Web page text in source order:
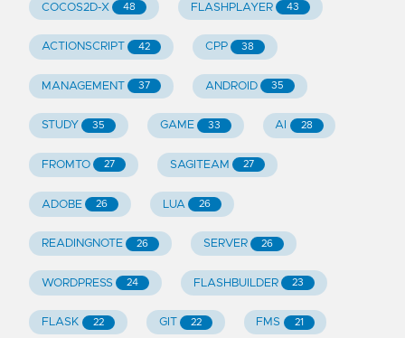
COCOS2D-X 48 FLASHPLAYER 43
ACTIONSCRIPT 42 CPP 38
MANAGEMENT 37 ANDROID 35
STUDY 35 GAME 33 AI 28
FROMTO 27 SAGITEAM 27
ADOBE 26 LUA 26
READINGNOTE 26 SERVER 26
WORDPRESS 24 FLASHBUILDER 23
FLASK 22 GIT 22 FMS 21